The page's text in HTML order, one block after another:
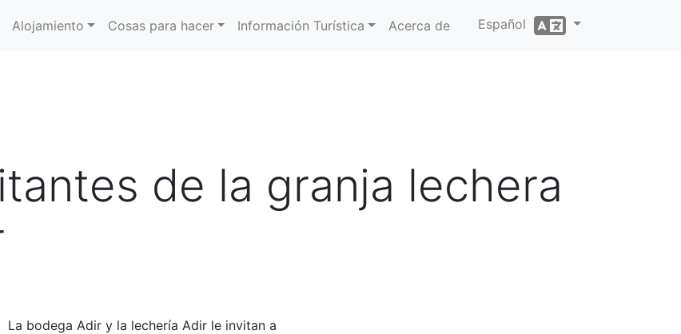
Alojamiento Cosas para hacer Información Turística Acerca de Español
de la granja lechera
La bodega Adir y la lechería Adir le invitan a